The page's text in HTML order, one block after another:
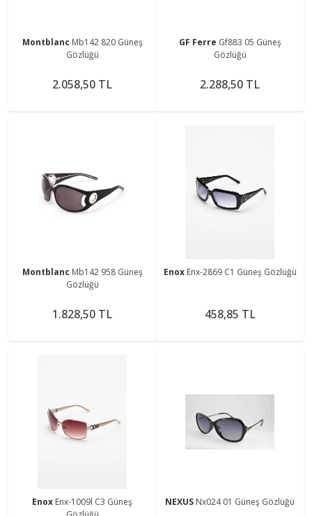
Montblanc Mb142 820 Güneş
Gözlüğü
2.058,50 TL
GF Ferre Gf883 05 Güneş
Gözlüğü
2.288,50 TL
Montblanc Mb142 958 Güneş
Gözlüğü
1.828,50 TL
Enox Enx-2869 C1 Güneş Gözlüğü
458,85 TL
Enox Enx-1009l C3 Güneş
NEXUS Nx024 01 Güneş Gözlüğü